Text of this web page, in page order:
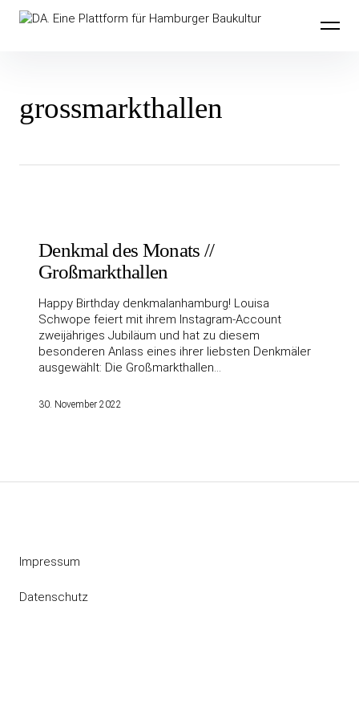
Inhalte
überspringenDA. Eine Plattform für Hamburger
grossmarkthallen
Denkmal des Monats //
Großmarkthallen
Happy Birthday denkmalanhamburg! Louisa
Schwope feiert mit ihrem Instagram-Account
zweijähriges Jubiläum und hat zu diesem
besonderen Anlass eines ihrer liebsten Denkmäler
ausgewählt: Die Großmarkthallen…
30. November 2022
Impressum
Datenschutz